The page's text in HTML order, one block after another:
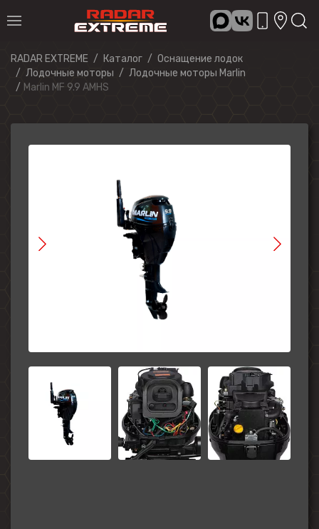
RADAR EXTREME Каталог
Оснащение лодок
Лодочные моторы
Лодочные моторы Marlin
Marlin MF 9.9 AMHS